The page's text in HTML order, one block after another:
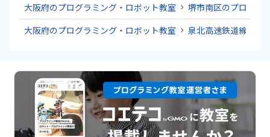
大阪府のプログラミング・ロボット教室
堺市南区のプログラ
大阪府のプログラミング・ロボット教室
泉北高速鉄道線のプ